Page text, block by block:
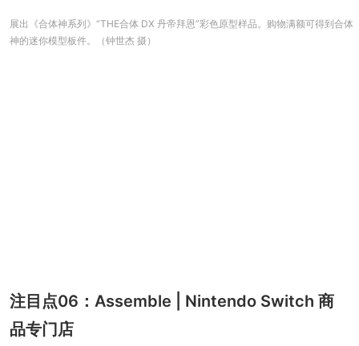
展出《合体神系列》“THE合体 DX 丹帝拜恩”彩色原型样品。购物满额可得到合体
神的迷你模型板件。（钟世杰 摄）
注目点06：Assemble | Nintendo Switch 商
品专门店